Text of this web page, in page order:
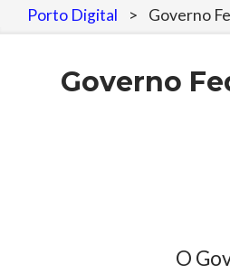
Porto Digital > Governo
Governo
O